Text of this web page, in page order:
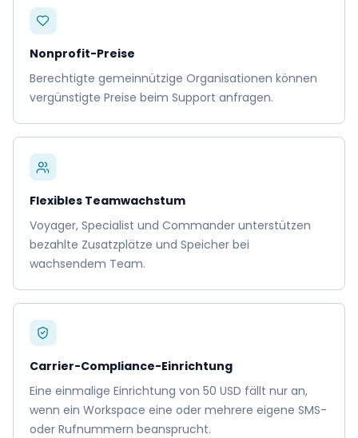
Nonprofit-Preise
Berechtigte gemeinnützige Organisationen können
vergünstigte Preise beim Support anfragen.
Flexibles Teamwachstum
Voyager, Specialist und Commander unterstützen
bezahlte Zusatzplätze und Speicher bei
wachsendem Team.
Carrier-Compliance-Einrichtung
Eine einmalige Einrichtung von 50 USD fällt nur an,
wenn ein Workspace eine oder mehrere eigene SMS-
oder Rufnummern beansprucht.